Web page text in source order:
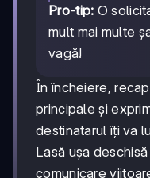
Pro-tip: O
mult mai multe
vagă!
În încheiere,
principale și
destinatarul îți va
Lasă ușa
comunicare